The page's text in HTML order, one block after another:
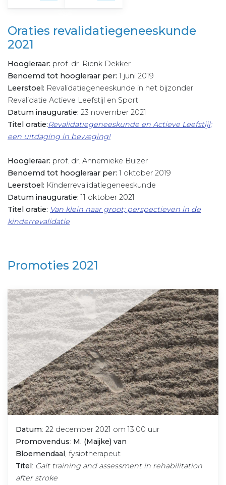
Oraties revalidatiegeneeskunde
2021
Hoogleraar: prof. dr. Rienk Dekker
Benoemd tot hoogleraar per: 1 juni 2019
Leerstoel: Revalidatiegeneeskunde in het bijzonder
Revalidatie Actieve Leefstijl en Sport
Datum inauguratie: 23 november 2021
Titel oratie:Revalidatiegeneeskunde en Actieve Leefstijl;
een uitdaging in beweging!
Hoogleraar: prof. dr. Annemieke Buizer
Benoemd tot hoogleraar per: 1 oktober 2019
Leerstoel: Kinderrevalidatiegeneeskunde
Datum inauguratie: 11 oktober 2021
Titel oratie: Van klein naar groot; perspectieven in de
kinderrevalidatie
Promoties 2021
Datum: 22 december 2021 om 13.00 uur
Promovendus: M. (Maijke) van
Bloemendaal, fysiotherapeut
Titel: Gait training and assessment in rehabilitation
after stroke